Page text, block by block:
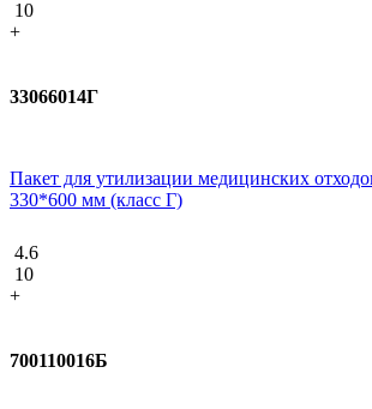
10
+
33066014Г
Пакет для утилизации медицинских
330*600 мм (класс Г)
4.6
10
+
700110016Б